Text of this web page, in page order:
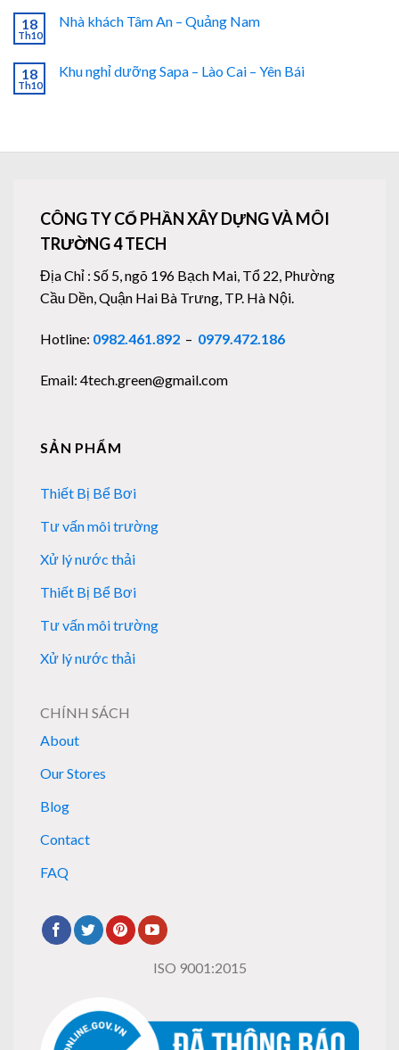
18
Th10
Nhà khách Tâm An – Quảng Nam
18
Th10
Khu nghỉ dưỡng Sapa – Lào Cai – Yên Bái
CÔNG TY CỔ PHẦN XÂY DỰNG VÀ MÔI
TRƯỜNG 4 TECH
Địa Chỉ : Số 5, ngõ 196 Bạch Mai, Tổ 22, Phường
Cầu Dền, Quận Hai Bà Trưng, TP. Hà Nội.
Hotline: 0982.461.892 – 0979.472.186
Email: 4tech.green@gmail.com
SẢN PHẨM
Thiết Bị Bể Bơi
Tư vấn môi trường
Xử lý nước thải
Thiết Bị Bể Bơi
Tư vấn môi trường
Xử lý nước thải
CHÍNH SÁCH
About
Our Stores
Blog
Contact
FAQ
ISO 9001:2015